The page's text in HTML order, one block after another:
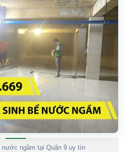
nước ngầm tại Quận 9 uy tín